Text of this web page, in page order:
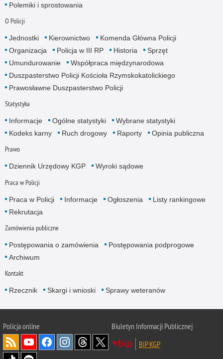
Polemiki i sprostowania
O Policji
Jednostki Kierownictwo
Komenda Główna Policji
Organizacja
Policja w III RP Historia
Sprzęt
Umundurowanie
Współpraca międzynarodowa
Duszpasterstwo Policji Kościoła Rzymskokatolickiego
Prawosławne Duszpasterstwo Policji
Statystyka
Informacje Ogólne statystyki
Wybrane statystyki
Kodeks karny
Ruch drogowy Raporty Opinia publiczna
Prawo
Dziennik Urzędowy KGP Wyroki sądowe
Praca w Policji
Praca w Policji Informacje Ogłoszenia
Listy rankingowe
Rekrutacja
Zamówienia publiczne
Postępowania o zamówienia
Postępowania podprogowe
Archiwum
Kontakt
Rzecznik Skargi i wnioski Sprawy weteranów
Policjaonline
Biuletyn Informacji Publicznej
BIP KGP